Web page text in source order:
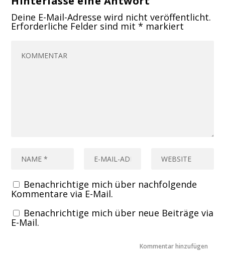
Deine E-Mail-Adresse wird nicht veröffentlicht.
Erforderliche Felder sind mit* markiert
Benachrichtige mich über nachfolgende
Kommentare via E-Mail.
Benachrichtige mich über neue Beiträge via
E-Mail.